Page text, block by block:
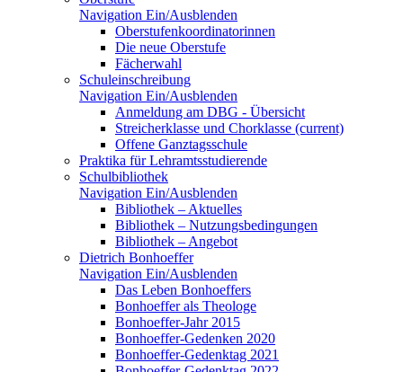
Navigation Ein/Ausblenden
Oberstufenkoordinatorinnen
Die neue Oberstufe
Fächerwahl
Schuleinschreibung
Navigation Ein/Ausblenden
Anmeldung am DBG - Übersicht
Streicherklasse und Chorklasse (current)
Offene Ganztagsschule
Praktika für Lehramtsstudierende
Schulbibliothek
Navigation Ein/Ausblenden
Bibliothek – Aktuelles
Bibliothek – Nutzungsbedingungen
Bibliothek – Angebot
Dietrich Bonhoeffer
Navigation Ein/Ausblenden
Das Leben Bonhoeffers
Bonhoeffer als Theologe
Bonhoeffer-Jahr 2015
Bonhoeffer-Gedenken 2020
Bonhoeffer-Gedenktag 2021